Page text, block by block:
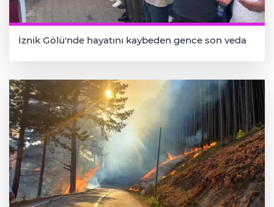
İznik Gölü'nde hayatını kaybeden gence son veda